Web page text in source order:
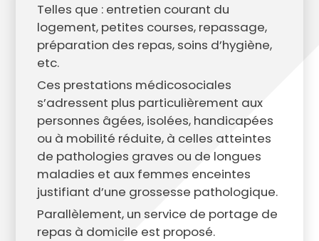
Telles que : entretien courant du
logement, petites courses, repassage,
préparation des repas, soins d’hygiène,
etc.
Ces prestations médicosociales
s’adressent plus particulièrement aux
personnes âgées, isolées, handicapées
ou à mobilité réduite, à celles atteintes
de pathologies graves ou de longues
maladies et aux femmes enceintes
justifiant d’une grossesse pathologique.
Parallèlement, un service de portage de
repas à domicile est proposé.